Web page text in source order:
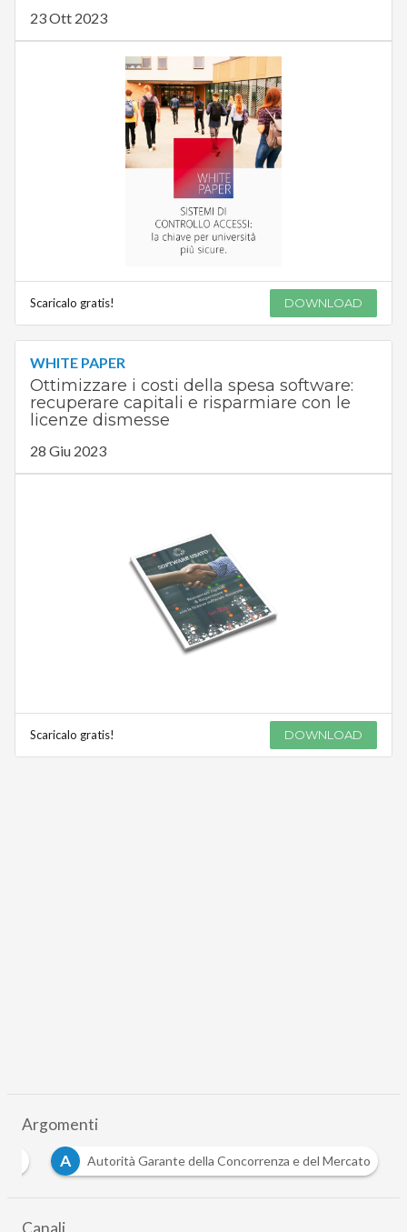
23 Ott 2023
Scaricalo gratis! DOWNLOAD
WHITE PAPER
Ottimizzare i costi della spesa software:
recuperare capitali e risparmiare con le
licenze dismesse
28 Giu 2023
Scaricalo gratis! DOWNLOAD
Argomenti
A Autorità Garante della Concorrenza e del Mercato
Canali